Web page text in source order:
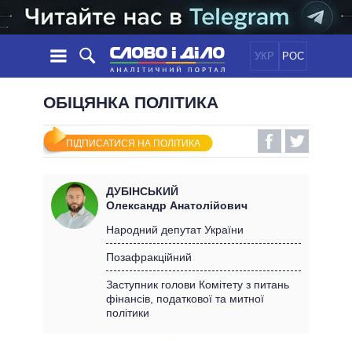
УКР РОС
НОВИНИ
СТРІЧКА
ПОДІЇ
СТАТТІ
ДУМКИ
ОГЛЯДИ
ДАЙДЖЕСТИ
ПОЛІТИКА
ЕКОНОМІКА
СВІТ
ОБIЦЯНКИ
УСІ ПОЛІТИКИ
ПРЕЗИДЕНТ І ОФІС
КАБІНЕТ МІНІСТРІВ
ГОЛОВИ ОБЛАДМІНІСТРАЦІЙ
МЕРИ МІСТ
ІНФОГРАФІКА
ВІДЕО
ПІДТРИМАТИ
ПОРІВНЯННЯ ПОЛІТИКІВ
ОБІЦЯНКА ПОЛІТИКА
ПІДПИСАТИСЯ НА ПОЛІТИКА
ДУБІНСЬКИЙ
Олександр Анатолійович
Народний депутат України
Позафракційний
Заступник голови Комітету з питань
фінансів, податкової та митної
політики